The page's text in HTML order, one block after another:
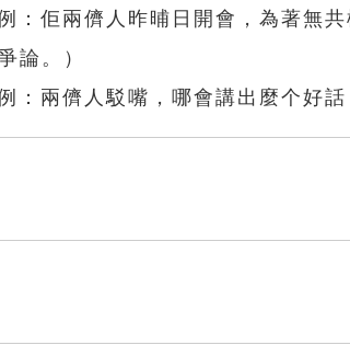
：佢兩儕人昨晡日開會，為著無
論。）
：兩儕人駁嘴，哪會講出麼个好